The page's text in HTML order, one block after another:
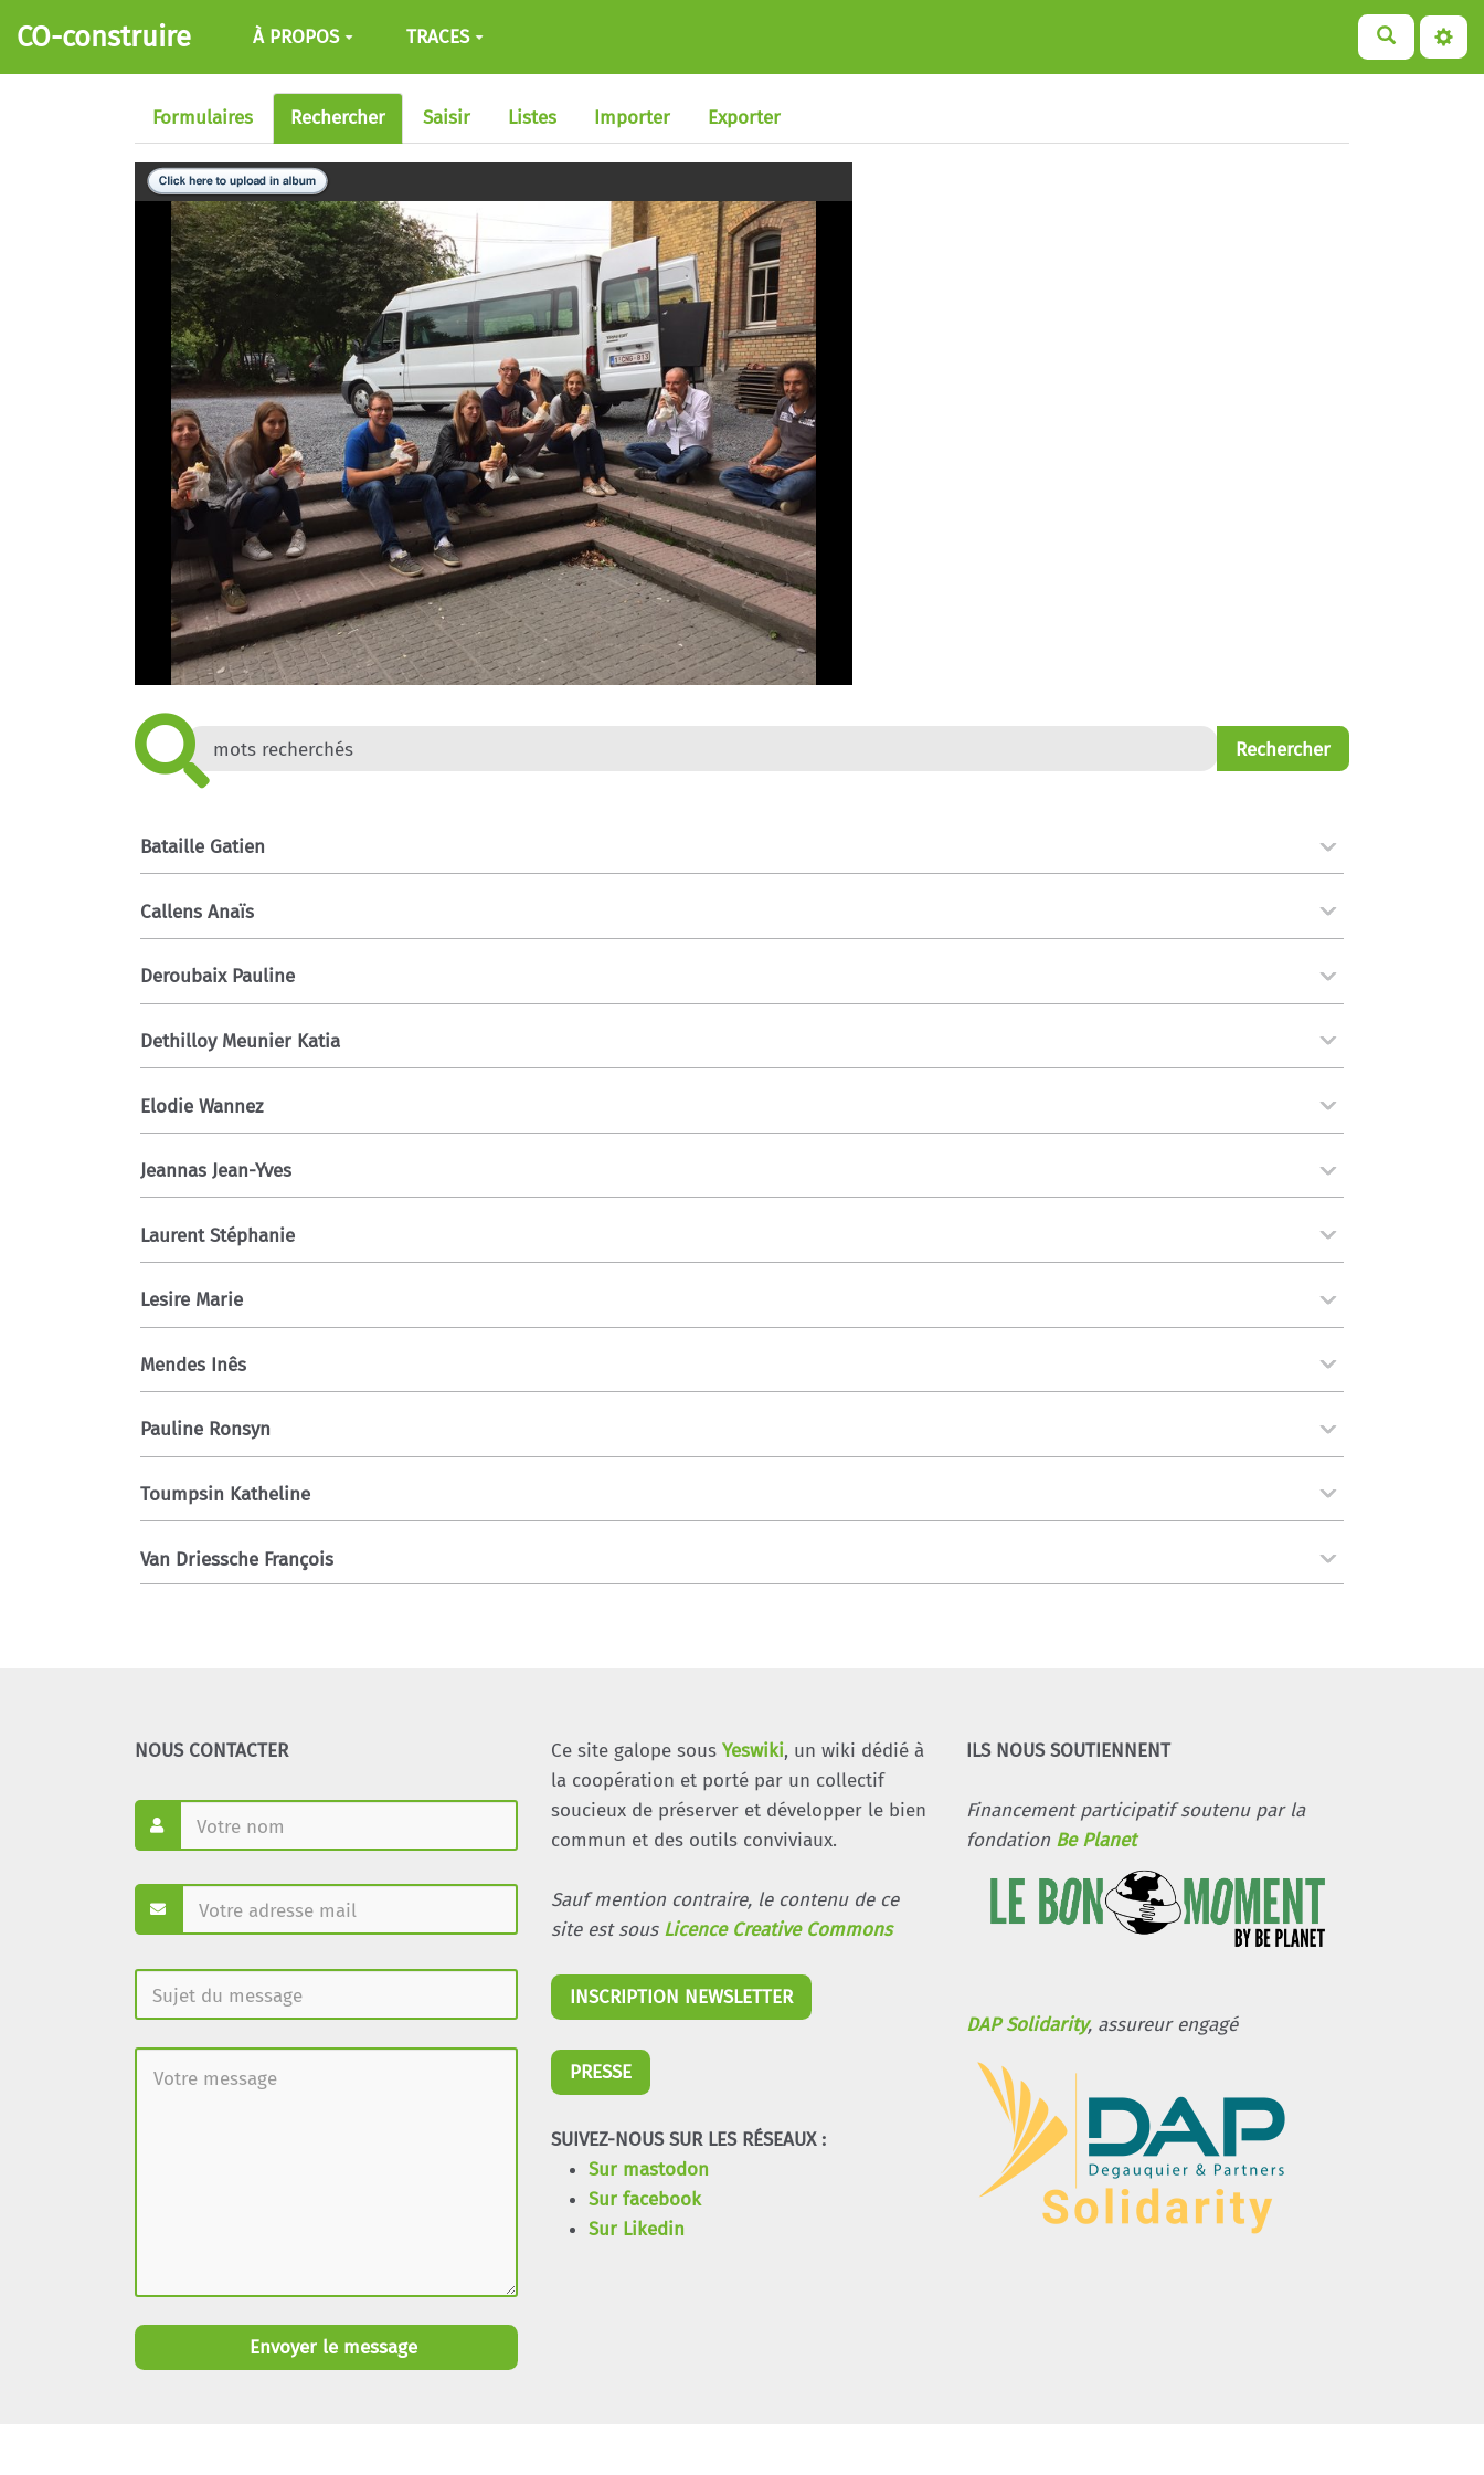
Aller au contenu principal
CO-construire À PROPOS TRACES
Formulaires Rechercher Saisir Listes Importer Exporter
Bataille Gatien
Callens Anaïs
Deroubaix Pauline
Dethilloy Meunier Katia
Elodie Wannez
Jeannas Jean-Yves
Laurent Stéphanie
Lesire Marie
Mendes Inês
Pauline Ronsyn
Toumpsin Katheline
Van Driessche François
NOUS CONTACTER
Envoyer le message
Ce site galope sous Yeswiki, un wiki dédié à
la coopération et porté par un collectif
soucieux de préserver et développer le bien
commun et des outils conviviaux.
Sauf mention contraire, le contenu de ce
site est sous Licence Creative Commons
INSCRIPTION NEWSLETTER
PRESSE
SUIVEZ-NOUS SUR LES RÉSEAUX :
Sur mastodon
Sur facebook
Sur Likedin
ILS NOUS SOUTIENNENT
Financement participatif soutenu par la
fondation Be Planet
DAP Solidarity, assureur engagé